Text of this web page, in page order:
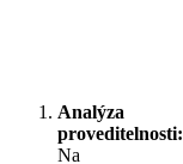
Analýza
proveditelnosti:
Na